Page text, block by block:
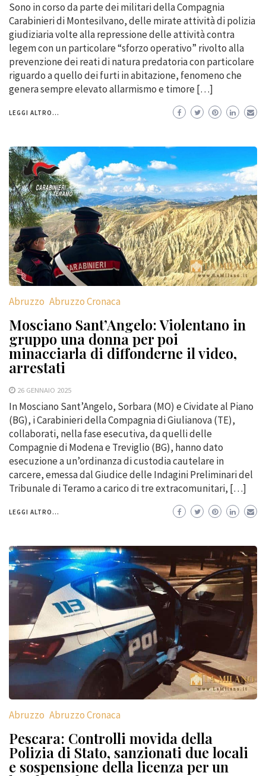
Sono in corso da parte dei militari della Compagnia
Carabinieri di Montesilvano, delle mirate attività di polizia
giudiziaria volte alla repressione delle attività contra
legem con un particolare “sforzo operativo” rivolto alla
prevenzione dei reati di natura predatoria con particolare
riguardo a quello dei furti in abitazione, fenomeno che
genera sempre elevato allarmismo e timore […]
LEGGI ALTRO...
Abruzzo Abruzzo Cronaca
Mosciano Sant’Angelo: Violentano in
gruppo una donna per poi
minacciarla di diffonderne il video,
arrestati
26 GENNAIO 2025
In Mosciano Sant’Angelo, Sorbara (MO) e Cividate al Piano
(BG), i Carabinieri della Compagnia di Giulianova (TE),
collaborati, nella fase esecutiva, da quelli delle
Compagnie di Modena e Treviglio (BG), hanno dato
esecuzione a un’ordinanza di custodia cautelare in
carcere, emessa dal Giudice delle Indagini Preliminari del
Tribunale di Teramo a carico di tre extracomunitari, […]
LEGGI ALTRO...
Abruzzo Abruzzo Cronaca
Pescara: Controlli movida della
Polizia di Stato, sanzionati due locali
e sospensione della licenza per un